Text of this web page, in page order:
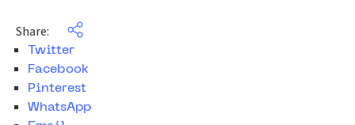
Share:
Twitter
Facebook
Pinterest
WhatsApp